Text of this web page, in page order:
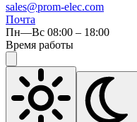
sales@prom-elec.com
Почта
Пн—Вс 08:00 – 18:00
Время работы